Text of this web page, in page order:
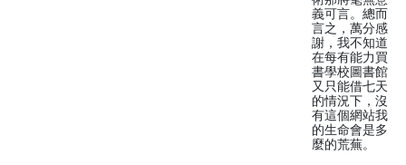
義可言。總而
言之，萬分感
謝，我不知道
在每有能力買
書學校圖書館
又只能借七天
的情況下，沒
有這個網站我
的生命會是多
麼的荒蕪。